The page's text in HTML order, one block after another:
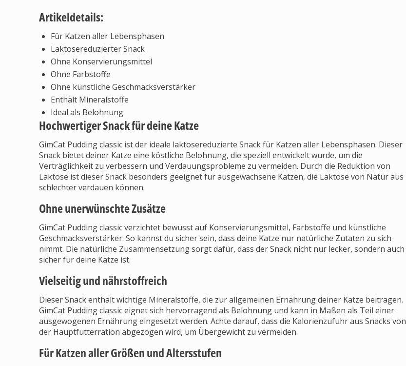
Artikeldetails:
Für Katzen aller Lebensphasen
Laktosereduzierter Snack
Ohne Konservierungsmittel
Ohne Farbstoffe
Ohne künstliche Geschmacksverstärker
Enthält Mineralstoffe
Ideal als Belohnung
Hochwertiger Snack für deine Katze
GimCat Pudding classic ist der ideale laktosereduzierte Snack für Katzen aller Lebensphasen. Dieser
Snack bietet deiner Katze eine köstliche Belohnung, die speziell entwickelt wurde, um die
Verträglichkeit zu verbessern und Verdauungsprobleme zu vermeiden. Durch die Reduktion von
Laktose ist dieser Snack besonders geeignet für ausgewachsene Katzen, die Laktose von Natur aus
schlechter verdauen können.
Ohne unerwünschte Zusätze
GimCat Pudding classic verzichtet bewusst auf Konservierungsmittel, Farbstoffe und künstliche
Geschmacksverstärker. So kannst du sicher sein, dass deine Katze nur natürliche Zutaten zu sich
nimmt. Die natürliche Zusammensetzung sorgt dafür, dass der Snack nicht nur lecker, sondern auch
sicher für deine Katze ist.
Vielseitig und nährstoffreich
Dieser Snack enthält wichtige Mineralstoffe, die zur allgemeinen Ernährung deiner Katze beitragen.
GimCat Pudding classic eignet sich hervorragend als Belohnung und kann in Maßen als Teil einer
ausgewogenen Ernährung eingesetzt werden. Achte darauf, dass die Kalorienzufuhr aus Snacks von
der Hauptfutterration abgezogen wird, um Übergewicht zu vermeiden.
Für Katzen aller Größen und Altersstufen